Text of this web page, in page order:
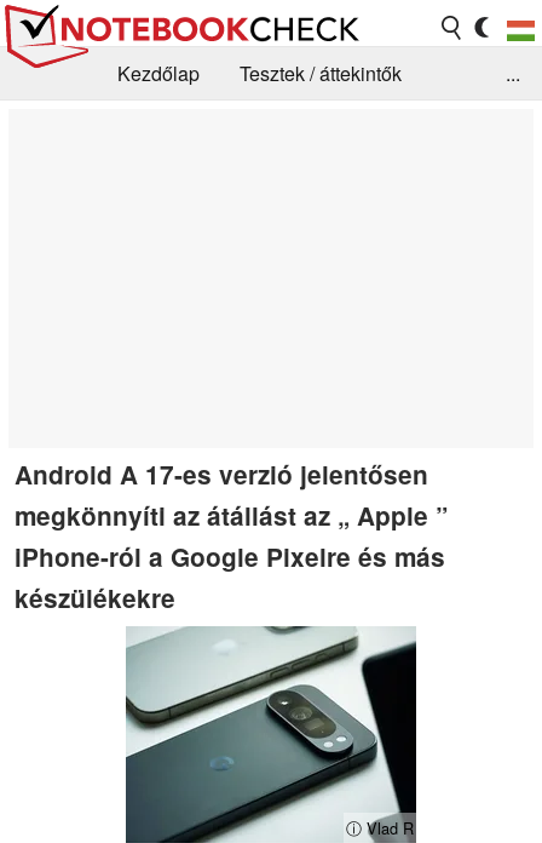
Kezdőlap
Tesztek / áttekintők
...
Android A 17-es verzió jelentősen
megkönnyíti az átállást az „ Apple ”
iPhone-ról a Google Pixelre és más
készülékekre
ⓘ Vlad R